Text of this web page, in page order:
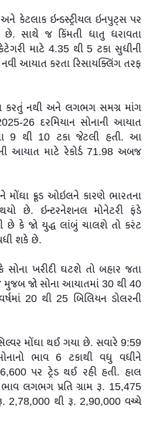
કેટલાક ઇન્ડસ્ટ્રીયલ ઇનપુટ્સ પર
છે. સાથે જ કિંમતી ધાતુ ધરાવતા
માટે 4.35 થી 5 ટકા સુધીની
નવી આયાત કરતા રિસાયક્લિંગ તરફ
કરતું નથી અને લગભગ સમગ્ર માંગ
26 દરમિયાન સોનાની આયાત
9 થી 10 ટકા જેટલી હતી. આ
આયાત માટે રેકોર્ડ 71.98 અબજ
મોંઘા ક્રૂડ ઓઇલને કારણે ભારતના
થયો છે. ઇન્ટરનેશનલ મોનેટરી ફંડે
કે જો યુદ્ધ લાંબું ચાલશે તો કરંટ
શકે છે.
ખરીદી ઘટશે તો બહાર જતા
મુજબ જો સોના આયાતમાં 30 થી 40
20 થી 25 બિલિયન ડોલરની
મોંઘા થઈ ગયા છે. સવારે 9:59
ભાવ 6 ટકાથી વધુ વધીને
પર ટ્રેડ થઈ રહી હતી. હાલ
લગભગ પ્રતિ ગ્રામ રૂ. 15,475
2,78,000 થી રૂ. 2,90,000 વચ્ચે